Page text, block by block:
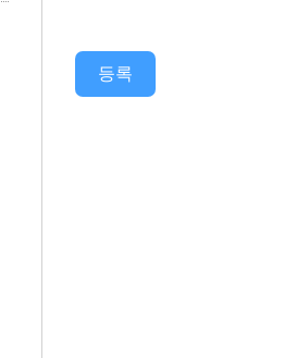
등록